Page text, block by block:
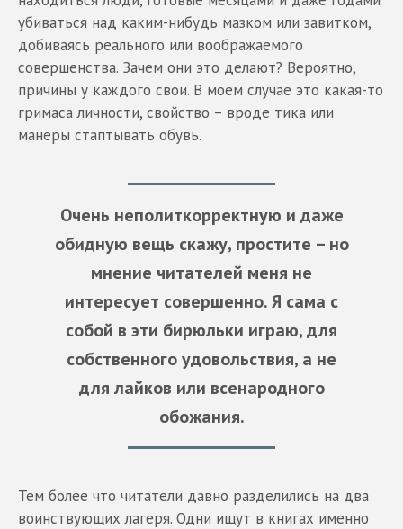
убиваться над каким-нибудь мазком или завитком,
добиваясь реального или воображаемого
совершенства. Зачем они это делают? Вероятно,
причины у каждого свои. В моем случае это какая-то
гримаса личности, свойство – вроде тика или
манеры стаптывать обувь.
Очень неполиткорректную и даже
обидную вещь скажу, простите – но
мнение читателей меня не
интересует совершенно. Я сама с
собой в эти бирюльки играю, для
собственного удовольствия, а не
для лайков или всенародного
обожания.
Тем более что читатели давно разделились на два
воинствующих лагеря. Одни ищут в книгах именно